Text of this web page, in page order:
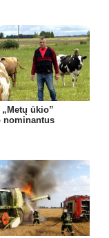
„Metų ūkio”
nominantus